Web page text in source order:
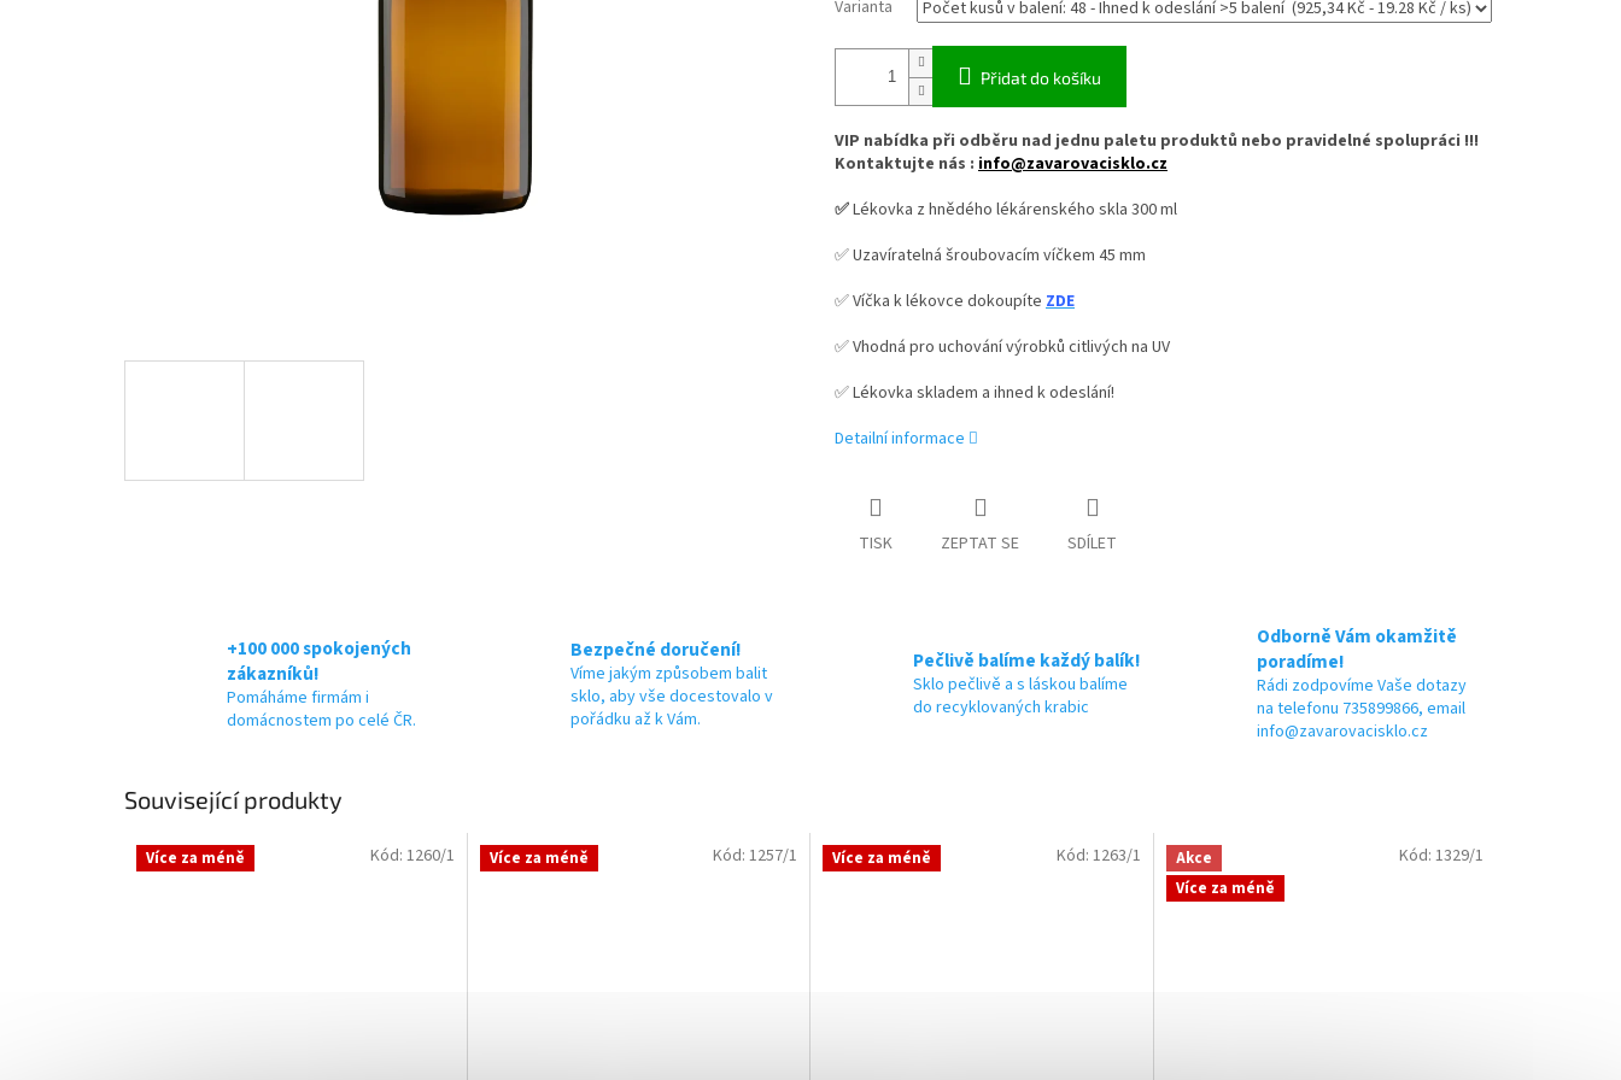
Varianta
Přidat do košíku
VIP nabídka při odběru nad jednu paletu produktů nebo pravidelné spolupráci !!!
Kontaktujte nás : info@zavarovacisklo.cz
✅Lékovka z hnědého lékárenského skla 300 ml
✅ Uzavíratelná šroubovacím víčkem 45 mm
✅ Víčka k lékovce dokoupíte ZDE
✅ Vhodná pro uchování výrobků citlivých na UV
✅ Lékovka skladem a ihned k odeslání!
Detailní informace
TISK ZEPTAT SE SDÍLET
+100 000 spokojených
zákazníků!
Pomáháme firmám i
domácnostem po celé ČR.
Bezpečné doručení!
Víme jakým způsobem balit
sklo, aby vše docestovalo v
pořádku až k Vám.
Pečlivě balíme každý balík!
Sklo pečlivě a s láskou balíme
do recyklovaných krabic
Odborně Vám okamžitě
poradíme!
Rádi zodpovíme Vaše dotazy
na telefonu 735899866, email
info@zavarovacisklo.cz
Související produkty
Více za méně Kód: 1260/1 Více za méně Kód: 1257/1 Více za méně Kód: 1263/1
Akce
Více za méně
Kód: 1329/1